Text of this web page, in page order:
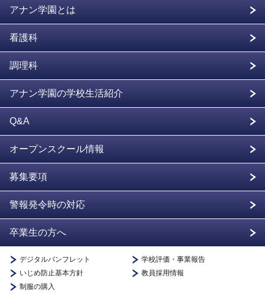
アナン学園とは
看護科
調理科
アナン学園の学校生活紹介
Q&A
オープンスクール情報
募集要項
警報発令時の対応
卒業生の方へ
デジタルパンフレット
学校評価・事業報告
いじめ防止基本方針
教員採用情報
制服の購入